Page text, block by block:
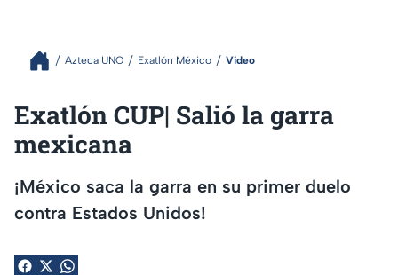
Azteca UNO Exatlón México Video
Exatlón CUP| Salió la garra
mexicana
¡México saca la garra en su primer duelo
contra Estados Unidos!